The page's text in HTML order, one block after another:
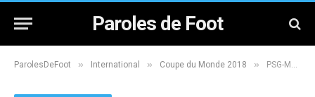
Paroles de Foot
ParolesDeFoot » International » Coupe du Monde 2018 » PSG-Matuidi : « C’était un rêve »